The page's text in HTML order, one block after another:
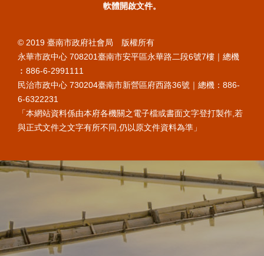
軟體開啟文件。
© 2019 臺南市政府社會局 版權所有
永華市政中心 708201臺南市安平區永華路二段6號7樓｜總機
︰886-6-2991111
民治市政中心 730204臺南市新營區府西路36號｜總機：886-
6-6322231
「本網站資料係由本府各機關之電子檔或書面文字登打製作,若
與正式文件之文字有所不同,仍以原文件資料為準」